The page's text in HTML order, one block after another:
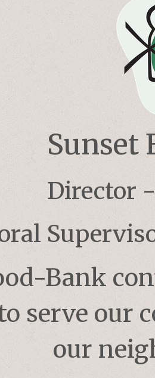
Sunset
Director
Bank
serve our
our